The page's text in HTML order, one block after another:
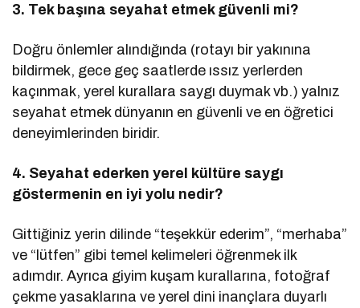
3. Tek başına seyahat etmek güvenli mi?
Doğru önlemler alındığında (rotayı bir yakınına
bildirmek, gece geç saatlerde ıssız yerlerden
kaçınmak, yerel kurallara saygı duymak vb.) yalnız
seyahat etmek dünyanın en güvenli ve en öğretici
deneyimlerinden biridir.
4. Seyahat ederken yerel kültüre saygı
göstermenin en iyi yolu nedir?
Gittiğiniz yerin dilinde “teşekkür ederim”, “merhaba”
ve “lütfen” gibi temel kelimeleri öğrenmek ilk
adımdır. Ayrıca giyim kuşam kurallarına, fotoğraf
çekme yasaklarına ve yerel dini inançlara duyarlı